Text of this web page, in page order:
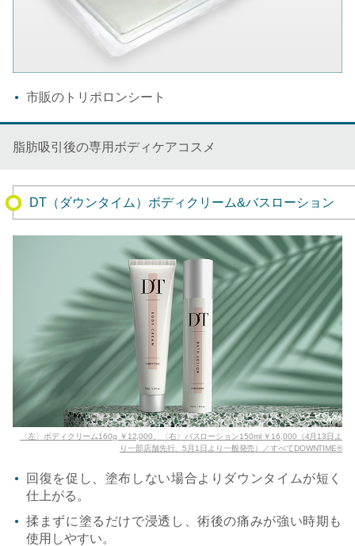
市販のトリポロンシート
脂肪吸引後の専用ボディケアコスメ
DT（ダウンタイム）ボディクリーム&バスローション
〈左〉ボディクリーム160g ￥12,000、〈右〉バスローション150ml ￥16,000（4月13日よ
り一部店舗先行、5月1日より一般発売）／すべてDOWNTIME®︎
回復を促し、塗布しない場合よりダウンタイムが短く
仕上がる。
揉まずに塗るだけで浸透し、術後の痛みが強い時期も
使用しやすい。